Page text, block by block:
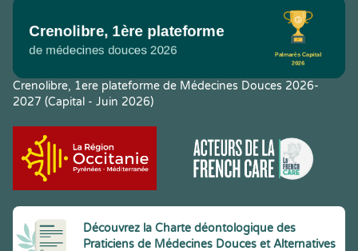
Crenolibre, 1ere plateforme de Médecines Douces 2026-
2027 (Capital - Juin 2026)
Découvrez la Charte déontologique des
Praticiens de Médecines Douces et Alternatives